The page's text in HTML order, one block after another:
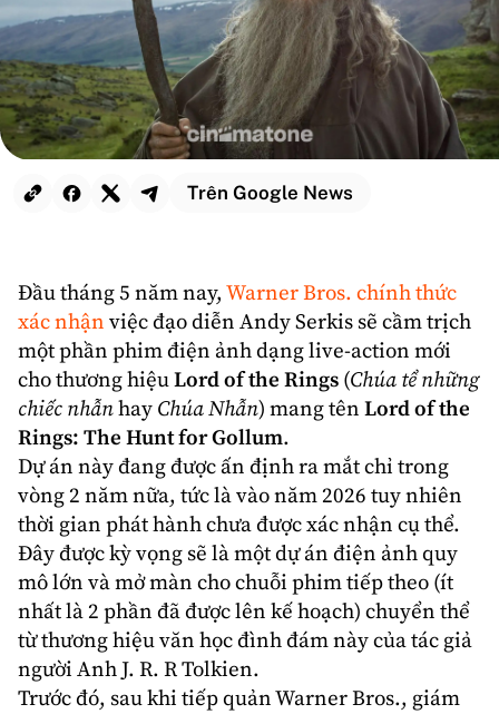
Trên Google News
Đầu tháng 5 năm nay, Warner Bros. chính thức
xác nhận việc đạo diễn Andy Serkis sẽ cầm trịch
một phần phim điện ảnh dạnglive-action mới
cho thương hiệuLord of the Rings (Chúa tể những
chiếc nhẫnhay Chúa Nhẫn) mang tên Lord of the
Rings: The Hunt for Gollum.
Dự án này đang được ấn định ra mắt chỉ trong
vòng 2 năm nữa, tức là vào năm 2026 tuy nhiên
thời gian phát hành chưa được xác nhận cụ thể.
Đây được kỳ vọng sẽ là một dự án điện ảnh quy
mô lớn và mở màn cho chuỗi phim tiếp theo (ít
nhất là 2 phần đã được lên kế hoạch) chuyển thể
từ thương hiệu văn học đình đám này của tác giả
người Anh J. R. R Tolkien.
Trước đó, sau khi tiếp quản Warner Bros., giám